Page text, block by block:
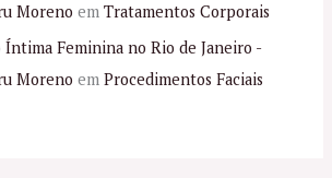
Moreno em Tratamentos Corporais
Íntima Feminina no Rio de Janeiro -
Moreno em Procedimentos Faciais